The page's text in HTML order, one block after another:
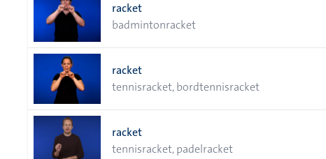
racket
badmintonracket
racket
tennisracket, bordtennisracket
racket
tennisracket, padelracket